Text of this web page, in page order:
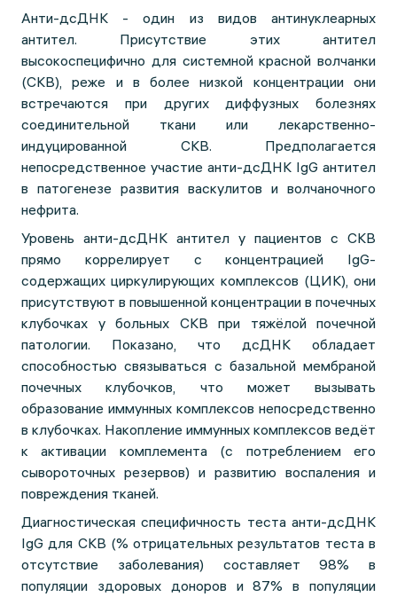
Анти-дсДНК - один из видов антинуклеарных
антител. Присутствие этих антител
высокоспецифично для системной красной волчанки
(СКВ), реже и в более низкой концентрации они
встречаются при других диффузных болезнях
соединительной ткани или лекарственно-
индуцированной СКВ. Предполагается
непосредственное участие анти-дсДНК IgG антител
в патогенезе развития васкулитов и волчаночного
нефрита.
Уровень анти-дсДНК антител у пациентов с СКВ
прямо коррелирует с концентрацией IgG-
содержащих циркулирующих комплексов (ЦИК), они
присутствуют в повышенной концентрации в почечных
клубочках у больных СКВ при тяжёлой почечной
патологии. Показано, что дсДНК обладает
способностью связываться с базальной мембраной
почечных клубочков, что может вызывать
образование иммунных комплексов непосредственно
в клубочках. Накопление иммунных комплексов ведёт
к активации комплемента (с потреблением его
сывороточных резервов) и развитию воспаления и
повреждения тканей.
Диагностическая специфичность теста анти-дсДНК
IgG для СКВ (% отрицательных результатов теста в
отсутствие заболевания) составляет 98% в
популяции здоровых доноров и 87% в популяции